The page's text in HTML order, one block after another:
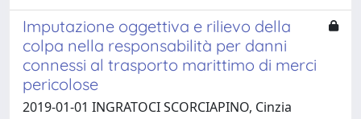
Imputazione oggettiva e rilievo della
colpa nella responsabilità per danni
connessi al trasporto marittimo di merci
pericolose
2019-01-01 INGRATOCI SCORCIAPINO, Cinzia